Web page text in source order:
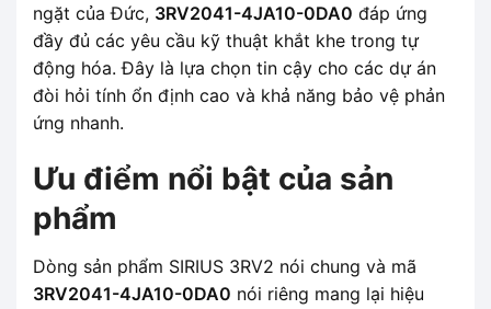
ngặt của Đức, 3RV2041-4JA10-0DA0 đáp ứng
đầy đủ các yêu cầu kỹ thuật khắt khe trong tự
động hóa. Đây là lựa chọn tin cậy cho các dự án
đòi hỏi tính ổn định cao và khả năng bảo vệ phản
ứng nhanh.
Ưu điểm nổi bật của sản
phẩm
Dòng sản phẩm SIRIUS 3RV2 nói chung và mã
3RV2041-4JA10-0DA0 nói riêng mang lại hiệu